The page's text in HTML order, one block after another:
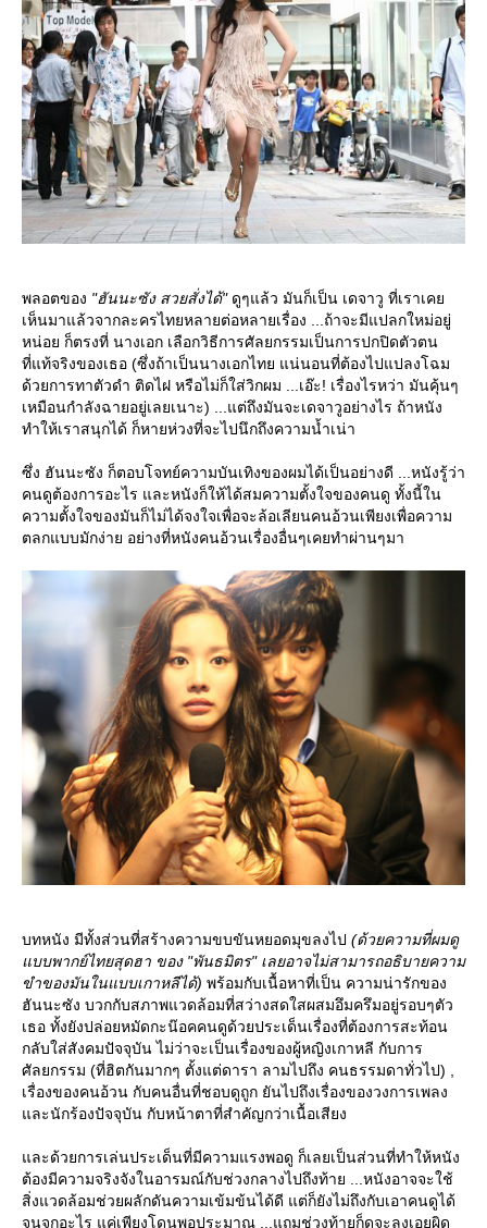
พลอตของ "ฮันนะซัง สวยสั่งได้"ดูๆแล้ว มันก็เป็น เดจาวู ที่เราเค
เห็นมาแล้วจากละครไทยหลายต่อหลายเรื่อง ...ถ้าจะมีแปลกใหม่อยู่
หน่อย ก็ตรงที่ นางเอก เลือกวิธีการศัลยกรรมเป็นการปกปิดตัวตน
ที่แท้จริงของเธอ (ซึ่งถ้าเป็นนางเอกไทย แน่นอนที่ต้องไปแปลงโฉม
ด้วยการทาตัวดำ ติดไฝ หรือไม่ก็ใส่วิกผม ...เอ๊ะ! เรื่องไรหว่า มันคุ้นๆ
เหมือนกำลังฉายอยู่เลยเนาะ) ...แต่ถึงมันจะเดจาวูอย่างไร ถ้าหนัง
ทำให้เราสนุกได้ ก็หายห่วงที่จะไปนึกถึงความน้ำเน่า
ซึ่ง ฮันนะซัง ก็ตอบโจทย์ความบันเทิงของผมได้เป็นอย่างดี ...หนังรู้ว่า
คนดูต้องการอะไร และหนังก็ให้ได้สมความตั้งใจของคนดู ทั้งนี้ใน
ความตั้งใจของมันก็ไม่ได้จงใจเพื่อจะล้อเลียนคนอ้วนเพียงเพื่อความ
ตลกแบบมักง่าย อย่างที่หนังคนอ้วนเรื่องอื่นๆเคยทำผ่านๆมา
บทหนัง มีทั้งส่วนที่สร้างความขบขันหยอดมุขลงไป (ด้วยความที่ผมดู
บบพากย์ไทยสุดฮา ของ "พันธมิตร" เลยอาจไม่สามารถอธิบายความ
ขำของมันในแบบเกาหลีได้) พร้อมกับเนื้อหาที่เป็น ความน่ารักของ
ฮันนะซัง บวกกับสภาพแวดล้อมที่สว่างสดใสผสมอึมครึมอยู่รอบๆตัว
เธอ ทั้งยังปล่อยหมัดกะน๊อคคนดูด้วยประเด็นเรื่องที่ต้องการสะท้อน
กลับใส่สังคมปัจจุบัน ไม่ว่าจะเป็นเรื่องของผู้หญิงเกาหลี กับการ
ศัลยกรรม (ที่ฮิตกันมากๆ ตั้งแต่ดารา ลามไปถึง คนธรรมดาทั่วไป) ,
เรื่องของคนอ้วน กับคนอื่นที่ชอบดูถูก ยันไปถึงเรื่องของวงการเพลง
ละนักร้องปัจจุบัน กับหน้าตาที่สำคัญกว่าเนื้อเสียง
ละด้วยการเล่นประเด็นที่มีความแรงพอดู ก็เลยเป็นส่วนที่ทำให้หนัง
ต้องมีความจริงจังในอารมณ์กับช่วงกลางไปถึงท้าย ...หนังอาจจะใช้
สิ่งแวดล้อมช่วยผลักดันความเข้มข้นได้ดี แต่ก็ยังไม่ถึงกับเอาคนดูได้
จนจุกอะไร แค่เพียงโดนพอประมาณ ...แถมช่วงท้ายก็ดูจะลงเอยผิด